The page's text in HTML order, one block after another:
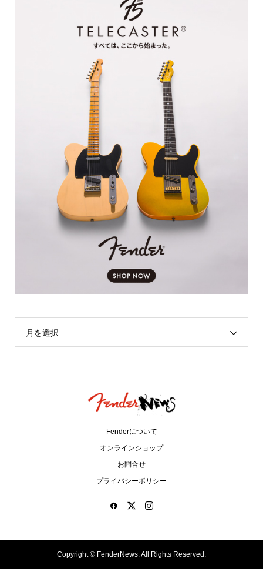
月を選択
Fenderについて
オンラインショップ
お問合せ
プライバシーポリシー
Copyright © FenderNews. All Rights Reserved.